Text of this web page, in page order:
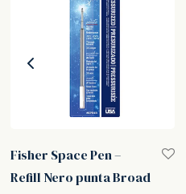
Fisher Space Pen –
Refill Nero punta Broad